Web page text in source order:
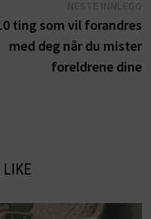
ting som vil forandres
med deg når du mister
foreldrene dine
LIKE